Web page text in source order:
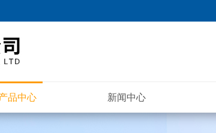
品中心 新闻中心